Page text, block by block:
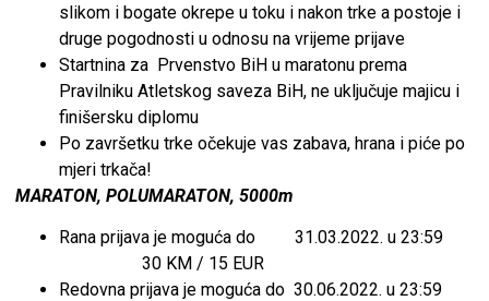
slikom i bogate okrepe u toku i nakon trke a postoje i
druge pogodnosti u odnosu na vrijeme prijave
Startnina za Prvenstvo BiH u maratonu prema
Pravilniku Atletskog saveza BiH, ne uključuje majicu i
finišersku diplomu
Po završetku trke očekuje vas zabava, hrana i piće po
mjeri trkača!
MARATON, POLUMARATON, 5000m
Rana prijava je moguća do 31.03.2022. u 23:59
30 KM / 15 EUR
Redovna prijava je moguća do 30.06.2022. u 23:59